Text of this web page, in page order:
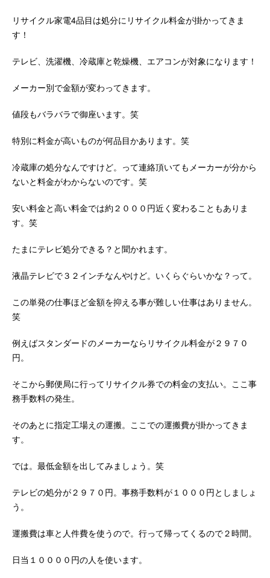
リサイクル家電4品目は処分にリサイクル料金が掛かってきま
す！
テレビ、洗濯機、冷蔵庫と乾燥機、エアコンが対象になります！
メーカー別で金額が変わってきます。
値段もバラバラで御座います。笑
特別に料金が高いものが何品目かあります。笑
冷蔵庫の処分なんですけど。って連絡頂いてもメーカーが分から
ないと料金がわからないのです。笑
安い料金と高い料金では約２０００円近く変わることもありま
す。笑
たまにテレビ処分できる？と聞かれます。
液晶テレビで３２インチなんやけど。いくらぐらいかな？って。
この単発の仕事ほど金額を抑える事が難しい仕事はありません。
笑
例えばスタンダードのメーカーならリサイクル料金が２９７０
円。
そこから郵便局に行ってリサイクル券での料金の支払い。ここ事
務手数料の発生。
そのあとに指定工場えの運搬。ここでの運搬費が掛かってきま
す。
では。最低金額を出してみましょう。笑
テレビの処分が２９７０円。事務手数料が１０００円としましょ
う。
運搬費は車と人件費を使うので。行って帰ってくるので２時間。
日当１００００円の人を使います。